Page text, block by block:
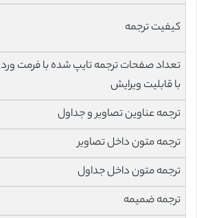
کیفیت ترجمه
تعداد صفحات ترجمه تایپ شده با فرمت ورد
با قابلیت ویرایش
ترجمه عناوین تصاویر و جداول
ترجمه متون داخل تصاویر
ترجمه متون داخل جداول
ترجمه ضمیمه